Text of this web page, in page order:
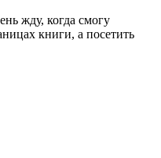
жду, когда смогу
книги, а посетить